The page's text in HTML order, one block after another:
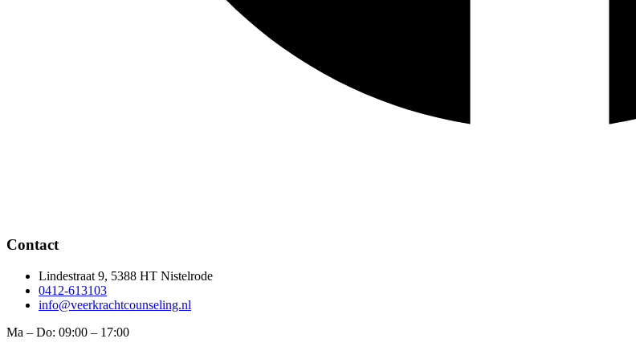
Contact
Lindestraat 9, 5388 HT Nistelrode
0412-613103
info@veerkrachtcounseling.nl
Ma – Do: 09:00 – 17:00